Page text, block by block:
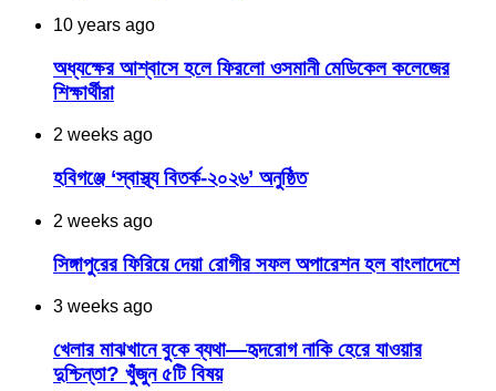
10 years ago
অধ্যক্ষের আশ্বাসে হলে ফিরলো ওসমানী মেডিকেল কলেজের
শিক্ষার্থীরা
2 weeks ago
হবিগঞ্জে ‘স্বাস্থ্য বিতর্ক-২০২৬’ অনুষ্ঠিত
2 weeks ago
সিঙ্গাপুরের ফিরিয়ে দেয়া রোগীর সফল অপারেশন হল বাংলাদেশে
3 weeks ago
খেলার মাঝখানে বুকে ব্যথা—হৃদরোগ নাকি হেরে যাওয়ার
দুশ্চিন্তা? খুঁজুন ৫টি বিষয়